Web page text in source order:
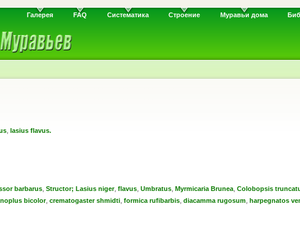
Галерея FAQ Систематика Строение Муравьи дома
, lasius flavus.
barbarus, Structor; Lasius niger, flavus, Umbratus, Myrmicaria Brunea, Colobopsis
bicolor, crematogaster shmidti, formica rufibarbis, diacamma rugosum, harpegnatos